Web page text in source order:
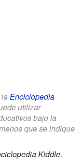
Enciclopedia
utilizar
bajo la
que se indique
Kiddle.